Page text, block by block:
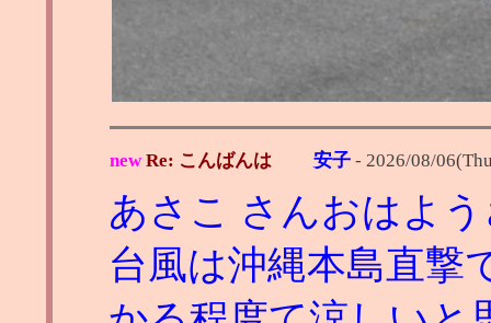
new Re: こんばんは 安子 - 2026/08/
あさこ さんおはよ
台風は沖縄本島直撃